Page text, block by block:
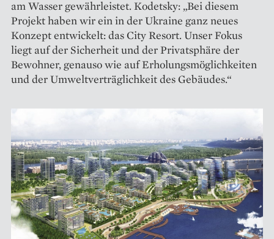
am Wasser gewährleistet. Kodetsky: „Bei diesem
Projekt haben wir ein in der Ukraine ganz neues
Konzept entwickelt: das City Resort. Unser Fokus
liegt auf der Sicherheit und der Privatsphäre der
Bewohner, genauso wie auf Erholungsmöglichkeiten
und der Umweltverträglichkeit des Gebäudes.“